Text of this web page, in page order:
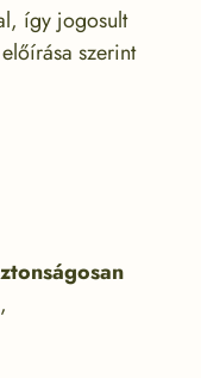
így jogosult
szerint